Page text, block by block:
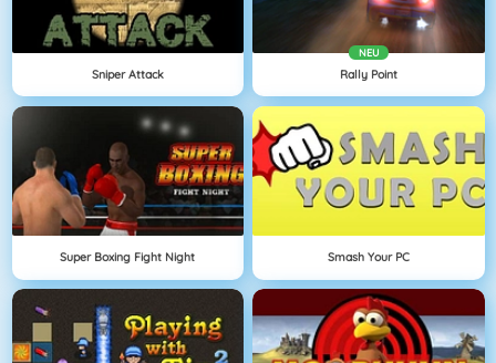
Sniper Attack
NEU
Rally Point
Super Boxing Fight Night Smash Your PC